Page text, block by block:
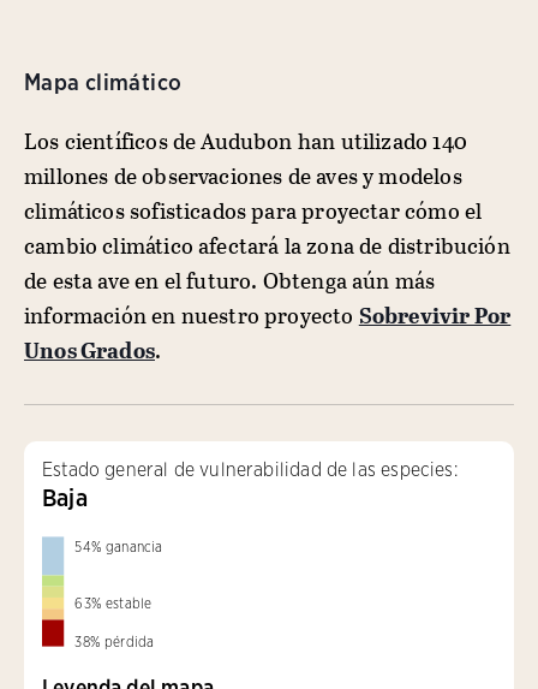
Mapa climático
Los científicos de Audubon han utilizado 140
millones de observaciones de aves y modelos
climáticos sofisticados para proyectar cómo el
cambio climático afectará la zona de distribución
de esta ave en el futuro. Obtenga aún más
información en nuestro proyecto Sobrevivir Por
Unos Grados.
Estado general de vulnerabilidad de las especies:
Baja
54% ganancia
63% estable
38% pérdida